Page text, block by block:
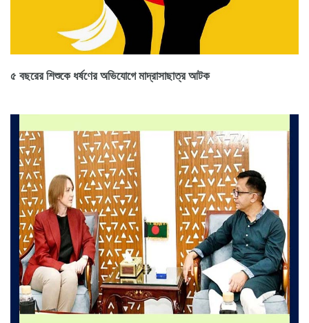
৫ বছরের শিশুকে ধর্ষণের অভিযোগে মাদ্রাসাছাত্র আটক